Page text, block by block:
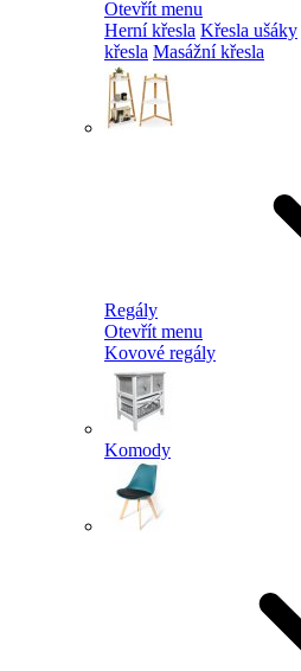
Otevřít menu
Herní křesla Křesla ušáky
křesla Masážní křesla
Regály
Otevřít menu
Kovové regály
Komody